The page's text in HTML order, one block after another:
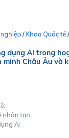
/ Khoa Quốc tế/
dụng Al trong
Châu Âu và
nhân tạo
Al